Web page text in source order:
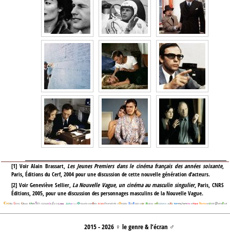
[1] Voir Alain Brassart, Les Jeunes Premiers dans le cinéma français des années soixante,
Paris, Éditions du Cerf, 2004 pour une discussion de cette nouvelle génération d’acteurs.
[2] Voir Geneviève Sellier, La Nouvelle Vague, un cinéma au masculin singulier, Paris, CNRS
Éditions, 2005, pour une discussion des personnages masculins de la Nouvelle Vague.
2015 - 2026 ♀ le genre & l’écran ♂